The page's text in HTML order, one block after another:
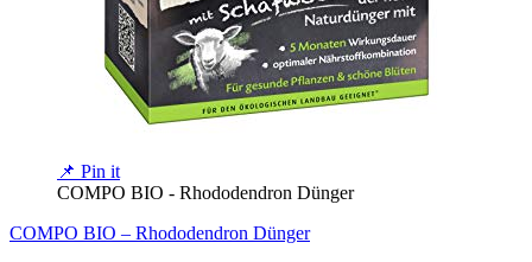
📌 Pin it
COMPO BIO - Rhododendron Dünger
COMPO BIO – Rhododendron Dünger